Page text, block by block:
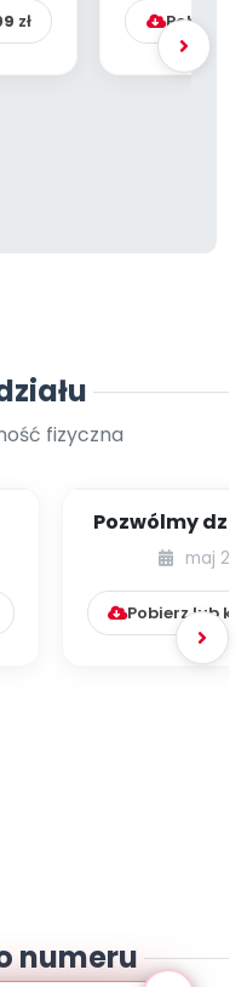
zł Pobierz
fizyczna
Pozwólmy
maj
Pobierz lub
numeru